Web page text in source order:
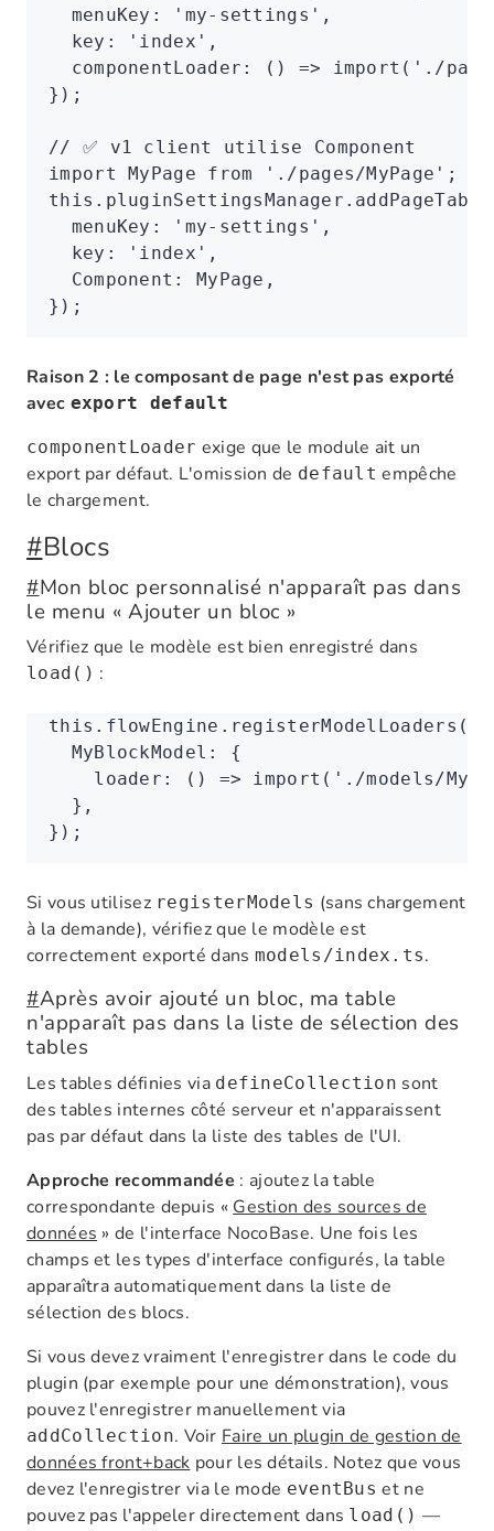
  menuKey
: 'my-settings' ,
  key
: 'index' ,
  componentLoader
: () => import ( './
});
// ✅ v1 client utilise Component
import MyPage from './pages/MyPage' ;
this . pluginSettingsManager
  menuKey
: 'my-settings' ,
  key
: 'index' ,
  Component
: MyPage ,
});
Raison 2 : le composant de page n'est pas exporté
avec export default
componentLoader exige que le module ait un
export par défaut. L'omission de default empêche
le chargement.
#Blocs
#Mon bloc personnalisé n'apparaît pas dans
le menu « Ajouter un bloc »
Vérifiez que le modèle est bien enregistré dans
load() :
this . flowEngine .registerModelLoaders ({
  MyBlockModel
:
{
    loader
: () => import ( './models/
  }
,
});
Si vous utilisez registerModels (sans chargement
à la demande), vérifiez que le modèle est
correctement exporté dans models/index.ts.
#Après avoir ajouté un bloc, ma table
n'apparaît pas dans la liste de sélection des
tables
Les tables définies via defineCollection sont
des tables internes côté serveur et n'apparaissent
pas par défaut dans la liste des tables de l'UI.
Approche recommandée : ajoutez la table
correspondante depuis « Gestion des sources de
données » de l'interface NocoBase. Une fois les
champs et les types d'interface configurés, la table
apparaîtra automatiquement dans la liste de
sélection des blocs.
Si vous devez vraiment l'enregistrer dans le code du
plugin (par exemple pour une démonstration), vous
pouvez l'enregistrer manuellement via
addCollection. Voir Faire un plugin de gestion de
données front+back pour les détails. Notez que vous
devez l'enregistrer via le mode eventBus et ne
pouvez pas l'appeler directement dans load() —